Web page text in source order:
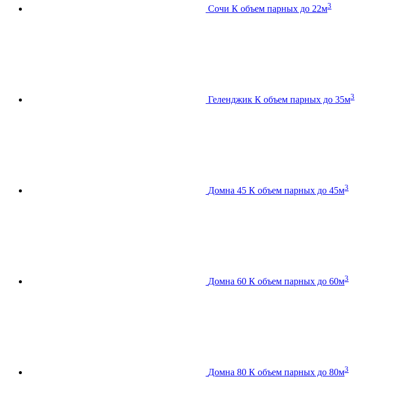
Сочи К объем парных до 22м3
Геленджик К объем парных до 35м3
Домна 45 К объем парных до 45м3
Домна 60 К объем парных до 60м3
Домна 80 К объем парных до 80м3